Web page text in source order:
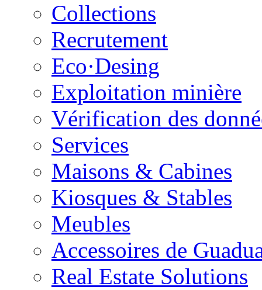
Collections
Recrutement
Eco·Desing
Exploitation minière
Vérification des
Services
Maisons & Cabines
Kiosques & Stables
Meubles
Accessoires de
Real Estate Solutions